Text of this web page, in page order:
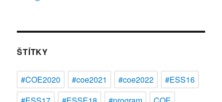
ŠTÍTKY
#COE2020 #coe2021 #coe2022
#ESS16